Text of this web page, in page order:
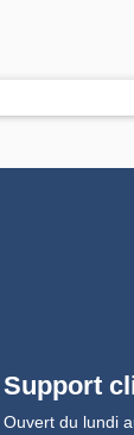
Support
Ouvert du lundi